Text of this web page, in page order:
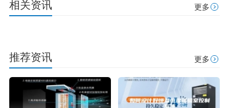
相关资讯 更多
推荐资讯 更多